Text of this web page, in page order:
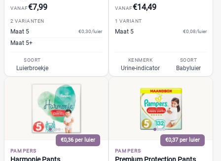
Confy
DA
Dodot (6)
Dotties
Europrofit
Kruidvat
Lillydoo
(2)
Magics
€
Kortingspercentage
% %
€
VANAF€7,99
2 VARIANTEN
Maat 5 €0,30/luier
Maat 5+
SOORT
Luierbroekje
VANAF€14,49
1 VARIANT
Maat 5 €0,08/luier
KENMERK
Urine-indicator
SOORT
Babyluier
€0,36 per luier
PAMPERS
€0,37 per luier
PAMPERS